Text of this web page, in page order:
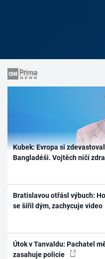
Kubek: Evropa si
Bangladéši. Vojtěch ničí
Bratislavou otřásl výbuch:
se šířil dým, zachycuje video
Útok v Tanvaldu: Pachatel
zasahuje policie